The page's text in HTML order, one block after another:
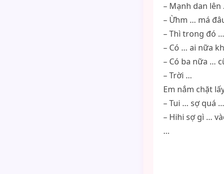
– Mạnh dan
– Ừhm … má
– Thì trong đó
– Có … ai nữa
– Có ba nữa …
– Trời …
Em nắm chặt
– Tui … sợ quá …
– Hihi sợ gì …
…